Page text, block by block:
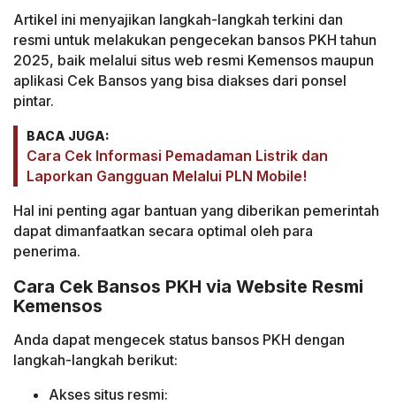
Artikel ini menyajikan langkah-langkah terkini dan
resmi untuk melakukan pengecekan bansos PKH tahun
2025, baik melalui situs web resmi Kemensos maupun
aplikasi Cek Bansos yang bisa diakses dari ponsel
pintar.
BACA JUGA:
Cara Cek Informasi Pemadaman Listrik dan
Laporkan Gangguan Melalui PLN Mobile!
Hal ini penting agar bantuan yang diberikan pemerintah
dapat dimanfaatkan secara optimal oleh para
penerima.
Cara Cek Bansos PKH via Website Resmi
Kemensos
Anda dapat mengecek status bansos PKH dengan
langkah-langkah berikut:
Akses situs resmi: